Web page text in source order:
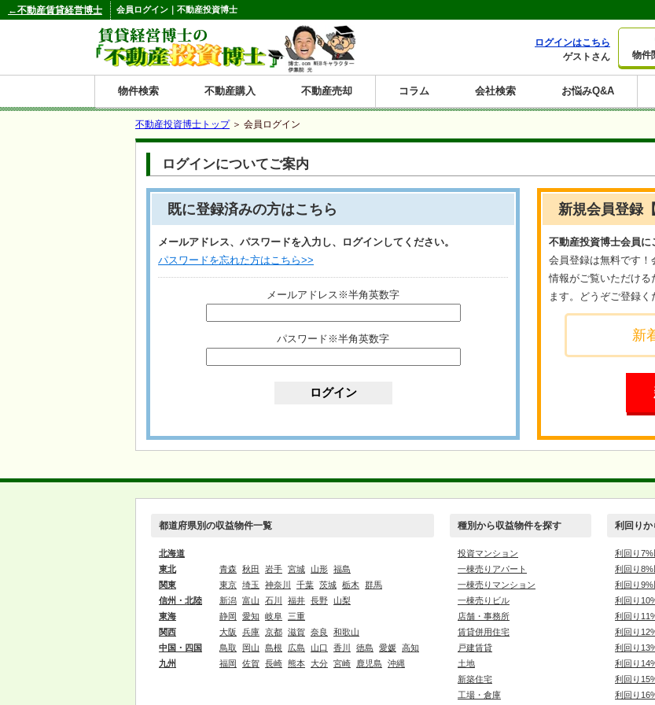
会員ログイン｜不動産投資博士
物件
ログインはこちら
ゲストさん
物件検索
青森
秋田
岩手
宮城
山形
福島
東京
埼玉
神奈川
千葉
茨城
栃木
群馬
新潟
富山
石川
福井
長野
山梨
静岡
愛知
岐阜
三重
大阪
兵庫
京都
滋賀
奈良
和歌山
鳥取
岡山
島根
広島
山口
香川
徳島
愛媛
高知
福岡
佐賀
長崎
熊本
大分
宮崎
鹿児島
沖縄
不動産購入 不動産売却 コラム 会社検索 お悩みQ&A
←不動産賃貸経営博士
不動産投資博士トップ＞ 会員ログイン
ログインについてご案内
既に登録済みの方はこちら
メールアドレス、パスワードを入力し、ログインしてください。
パスワードを忘れた方はこちら>>
メールアドレス※半角英数字
パスワード※半角英数字
新規会員登録
不動産投資博士会員に
会員登録は無料です
情報がご覧いただける
ます。どうぞご登録く
新
都道府県別の収益物件一覧
北海道
東北
青森 秋田 岩手 宮城 山形 福島
関東
東京 埼玉 神奈川 千葉 茨城 栃木
群馬
信州・北陸
新潟 富山 石川 福井 長野
山梨
東海
静岡 愛知 岐阜
三重
関西
大阪 兵庫 京都 滋賀 奈良
和歌山
中国・四国
鳥取 岡山 島根 広島 山口 香川 徳島 愛媛 高知
九州
福岡 佐賀 長崎 熊本 大分 宮崎 鹿児島 沖縄
種別から収益物件を探す
投資マンション
一棟売りアパート
一棟売りマンション
一棟売りビル
店舗・事務所
賃貸併用住宅
戸建賃貸
土地
新築住宅
工場・倉庫
利回りか
利回り7%
利回り8%
利回り9%
利回り
利回り
利回り
利回り
利回り
利回り
利回り